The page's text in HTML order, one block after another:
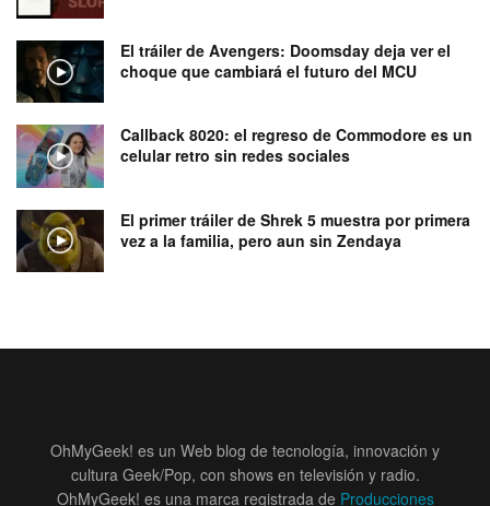
El tráiler de Avengers: Doomsday deja ver el
choque que cambiará el futuro del MCU
Callback 8020: el regreso de Commodore es un
celular retro sin redes sociales
El primer tráiler de Shrek 5 muestra por primera
vez a la familia, pero aun sin Zendaya
OhMyGeek! es un Web blog de tecnología, innovación y
cultura Geek/Pop, con shows en televisión y radio.
OhMyGeek! es una marca registrada de Producciones